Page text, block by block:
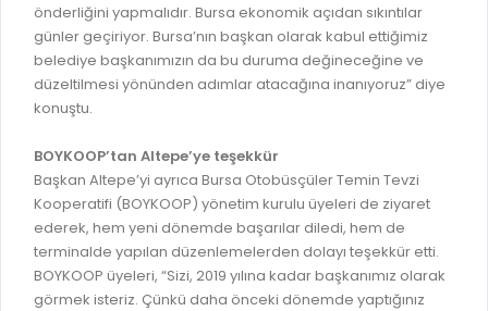
KAMU HİZMET STANDARTLARI (KAHİS)
ŞİKAYET TAKİBİ (KURUMLAR)
MÜHENDİS, MİMAR VE SÜRVEYAN KAYITLARI (İLÇE
MÜHENDİS, MİMAR VE SÜRVEYAN KAYITLARI
YER SEÇİM BELGESİ, MOBİL VE SAHA DOLABI BAŞVURULARI
GÜNLÜK KAZI ÇALIŞMALARI
TARIMSAL AMAÇLI METEOROLOJİ İSTASYON VERİLERİ
önderliğini yapmalıdır. Bursa ekonomik açıdan sıkıntılar
günler geçiriyor. Bursa’nın başkan olarak kabul ettiğimiz
belediye başkanımızın da bu duruma değineceğine ve
düzeltilmesi yönünden adımlar atacağına inanıyoruz” diye
konuştu.
BOYKOOP’tan Altepe’ye teşekkür
Başkan Altepe’yi ayrıca Bursa Otobüsçüler Temin Tevzi
Kooperatifi (BOYKOOP) yönetim kurulu üyeleri de ziyaret
ederek, hem yeni dönemde başarılar diledi, hem de
terminalde yapılan düzenlemelerden dolayı teşekkür etti.
BOYKOOP üyeleri, “Sizi, 2019 yılına kadar başkanımız olarak
görmek isteriz. Çünkü daha önceki dönemde yaptığınız